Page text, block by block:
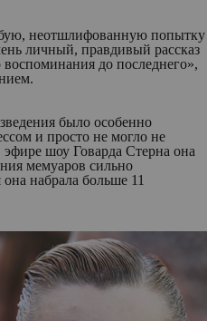
неотшлифованную попытку
личный, правдивый рассказ
до последнего»,
было особенно
и просто не могло не
шоу Говарда Стерна она
мемуаров сильно
набрала больше 11